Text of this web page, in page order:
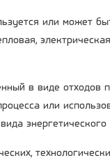
или может
в виде отходов
или
энергетического